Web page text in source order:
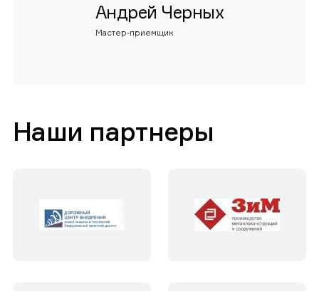
Андрей Черных
Мастер-приемщик
Наши партнеры